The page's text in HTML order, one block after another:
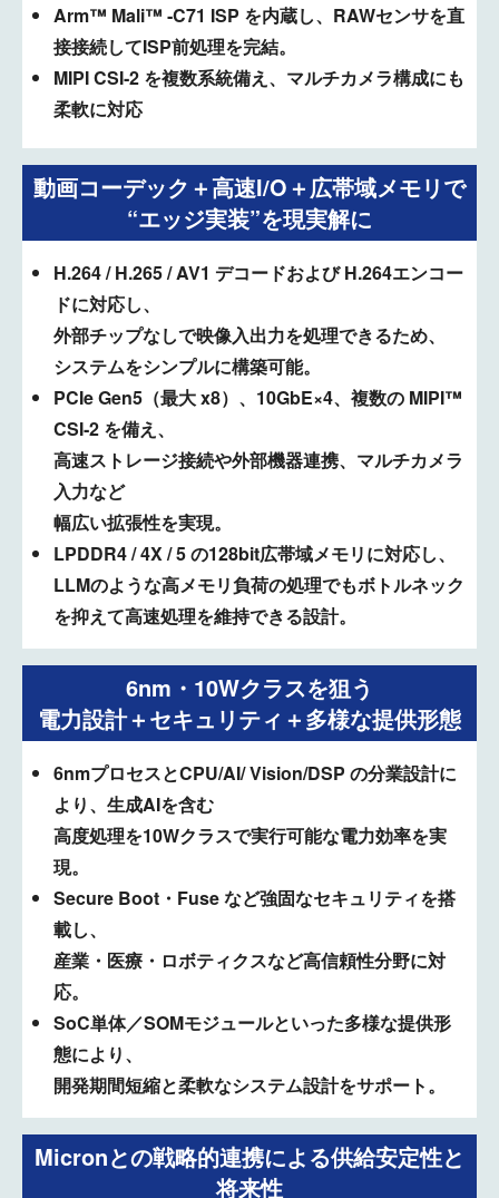
Arm™ Mali™ ‑C71 ISP を内蔵し、RAWセンサを直
接接続してISP前処理を完結。
MIPI CSI‑2 を複数系統備え、マルチカメラ構成にも
柔軟に対応
動画コーデック＋高速I/O＋広帯域メモリで
“エッジ実装”を現実解に
H.264 / H.265 / AV1 デコードおよび H.264エンコー
ドに対応し、
外部チップなしで映像入出力を処理できるため、
システムをシンプルに構築可能。
PCIe Gen5（最大 x8）、10GbE×4、複数の MIPI™
CSI‑2 を備え、
高速ストレージ接続や外部機器連携、マルチカメラ
入力など
幅広い拡張性を実現。
LPDDR4 / 4X / 5 の128bit広帯域メモリに対応し、
LLMのような高メモリ負荷の処理でもボトルネック
を抑えて高速処理を維持できる設計。
6nm・10Wクラスを狙う
電力設計＋セキュリティ＋多様な提供形態
6nmプロセスとCPU/AI/ Vision/DSP の分業設計に
より、生成AIを含む
高度処理を10Wクラスで実行可能な電力効率を実
現。
Secure Boot・Fuse など強固なセキュリティを搭
載し、
産業・医療・ロボティクスなど高信頼性分野に対
応。
SoC単体／SOMモジュールといった多様な提供形
態により、
開発期間短縮と柔軟なシステム設計をサポート。
Micronとの戦略的連携による供給安定性と
将来性